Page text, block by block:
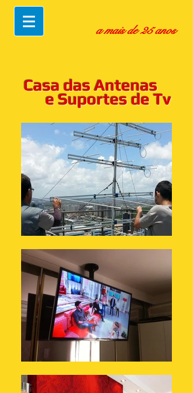
a mais de 25 anos
Casa das Antenas
e Suportes de Tv